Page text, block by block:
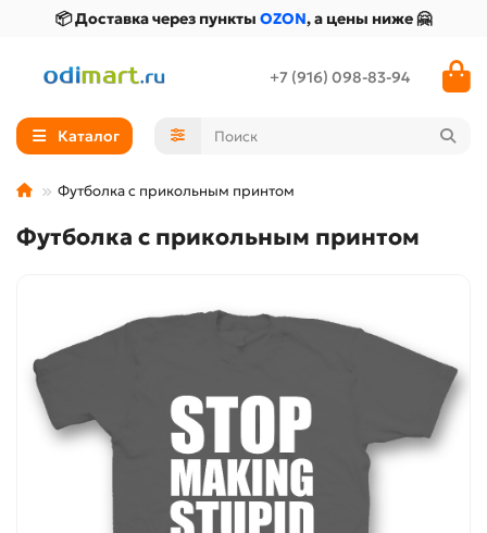
📦 Доставка через пункты OZON, а цены ниже 🤗
+7 (916) 098-83-94
Каталог
Футболка с прикольным принтом
Футболка с прикольным принтом